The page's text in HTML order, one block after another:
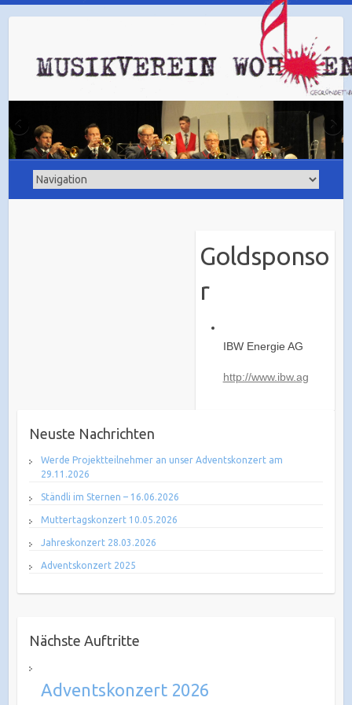
Goldsponso
r
IBW Energie AG
http://www.ibw.ag
Neuste Nachrichten
Werde Projektteilnehmer an unser Adventskonzert am
29.11.2026
Ständli im Sternen – 16.06.2026
Muttertagskonzert 10.05.2026
Jahreskonzert 28.03.2026
Adventskonzert 2025
Nächste Auftritte
Adventskonzert 2026